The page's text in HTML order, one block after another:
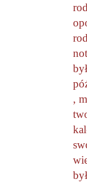
,